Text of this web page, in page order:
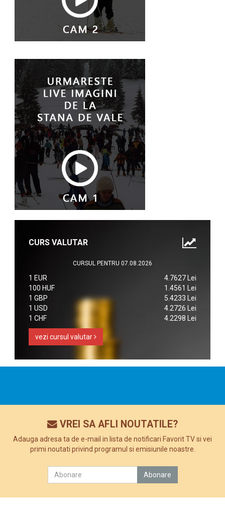
CURS VALUTAR
CURSUL PENTRU 07.08.2026
1 EUR
4.7627 Lei
100 HUF
1.4561 Lei
1 GBP
5.4233 Lei
1 USD
4.2726 Lei
1 CHF
4.2298 Lei
vezi cursul valutar
VREI SA AFLI NOUTATILE?
Adauga adresa ta de e-mail in lista de notificari Favorit TV si vei
primi noutati privind programul si emisiunile noastre.